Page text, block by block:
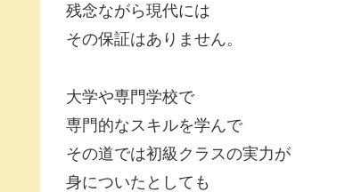
残念ながら現代には
その保証はありません。
大学や専門学校で
専門的なスキルを学んで
その道では初級クラスの実力が
身についたとしても